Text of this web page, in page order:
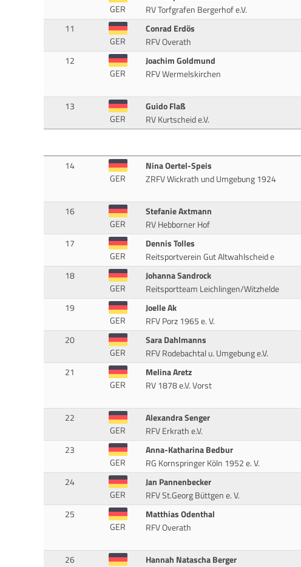
GER
RV Torfgrafen Bergerhof e.V.
11
GER
Conrad Erdös
RFV Overath
12
GER
Joachim Goldmund
RFV Wermelskirchen
13
GER
Guido Flaß
RV Kurtscheid e.V.
14
GER
Nina Oertel-Speis
ZRFV Wickrath und Umgebung 1924
16
GER
Stefanie Axtmann
RV Hebborner Hof
17
GER
Dennis Tolles
Reitsportverein Gut Altwahlscheid e
18
GER
Johanna Sandrock
Reitsportteam Leichlingen/Witzhelde
19
GER
Joelle Ak
RFV Porz 1965 e. V.
20
GER
Sara Dahlmanns
RFV Rodebachtal u. Umgebung e.V.
21
GER
Melina Aretz
RV 1878 e.V. Vorst
22
GER
Alexandra Senger
RFV Erkrath e.V.
23
GER
Anna-Katharina Bedbur
RG Kornspringer Köln 1952 e. V.
24
GER
Jan Pannenbecker
RFV St.Georg Büttgen e. V.
25
GER
Matthias Odenthal
RFV Overath
26
Hannah Natascha Berger